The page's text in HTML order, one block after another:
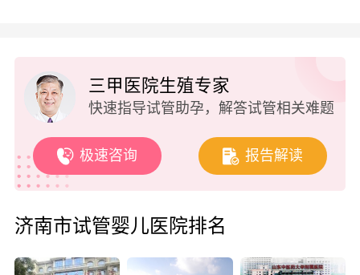
三甲医院生殖专家
快速指导试管助孕，解答试管相关难题
极速咨询 报告解读
济南市试管婴儿医院排名